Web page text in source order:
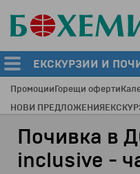
ЕКСКУРЗИИ И
ПромоцииГорещи оферти
НОВИ ПРЕДЛОЖЕНИЯ
Почивка в
inclusive -